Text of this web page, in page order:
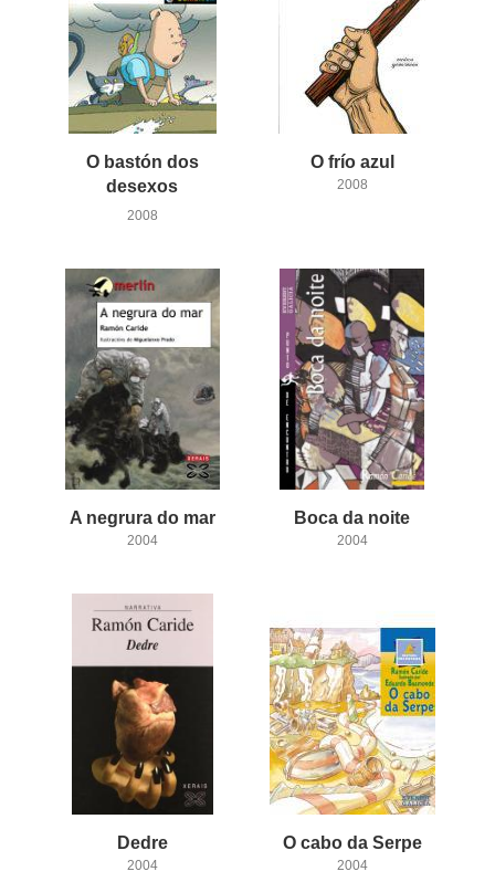
O bastón dos
desexos
2008
O frío azul
2008
A negrura do mar
2004
Boca da noite
2004
Dedre
2004
O cabo da Serpe
2004